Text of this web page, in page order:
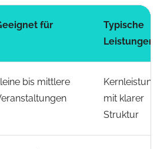
für
Typische
Leistungen
bis mittlere
mit klarer
Struktur